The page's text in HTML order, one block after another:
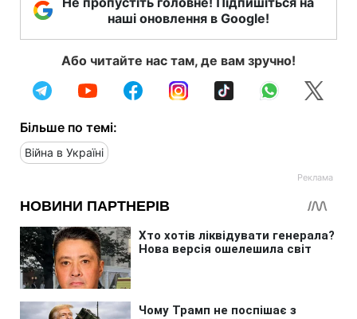
наші оновлення в Google!
Або читайте нас там, де вам зручно!
Більше по темі:
Війна в Україні